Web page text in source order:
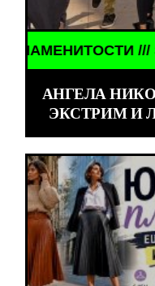
///
АНГЕЛА
ЭКСТРИМ И